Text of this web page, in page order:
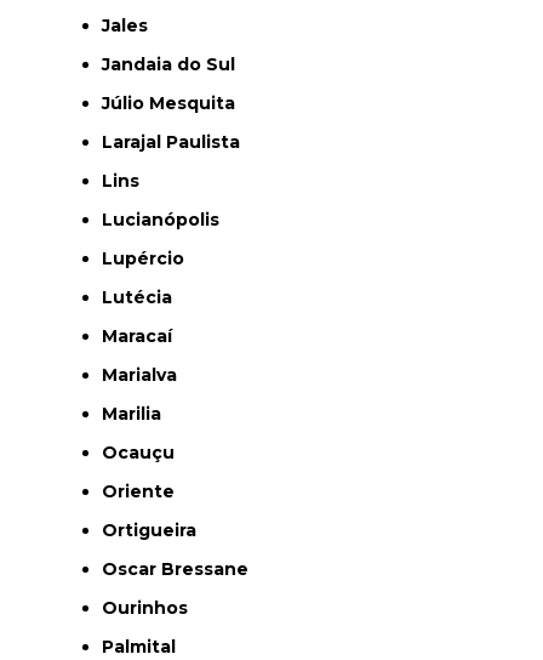
Jales
Jandaia do Sul
Júlio Mesquita
Larajal Paulista
Lins
Lucianópolis
Lupércio
Lutécia
Maracaí
Marialva
Marilia
Ocauçu
Oriente
Ortigueira
Oscar Bressane
Ourinhos
Palmital